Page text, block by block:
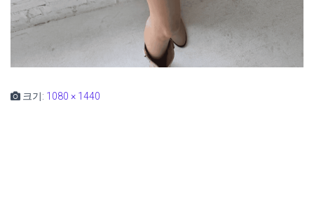
크기: 1080 × 1440